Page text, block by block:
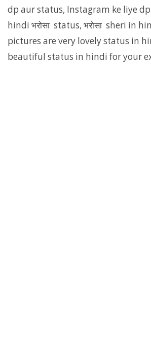
dp aur status, Instagram ke liye
hindi भरोसा status, भरोसा sheri in
pictures are very lovely status in
beautiful status in hindi for your